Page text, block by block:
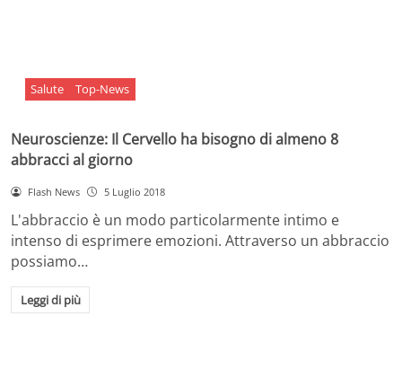
Salute Top-News
Neuroscienze: Il Cervello ha bisogno di almeno 8
abbracci al giorno
Flash News 5 Luglio 2018
L'abbraccio è un modo particolarmente intimo e
intenso di esprimere emozioni. Attraverso un abbraccio
possiamo…
Leggi di più